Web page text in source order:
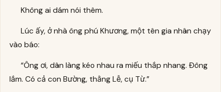
Không ai dám nói thêm.
Lúc ấy, ở nhà ông phú Khương, một tên gia nhân chạy
vào báo:
“Ông ơi, dân làng kéo nhau ra miếu thắp nhang. Đông
lắm. Có cả con Bường, thằng Lễ, cụ Từ.”